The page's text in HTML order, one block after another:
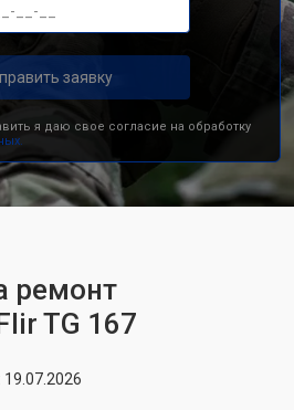
заявку
я даю свое согласие на обработку
ремонт
TG 167